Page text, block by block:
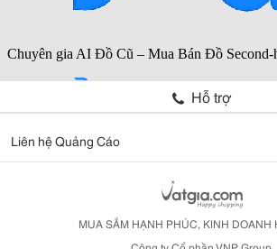
Hỗ trợ
Liên hệ Quảng Cáo
MUA SẮM HẠNH PHÚC, KINH DOANH